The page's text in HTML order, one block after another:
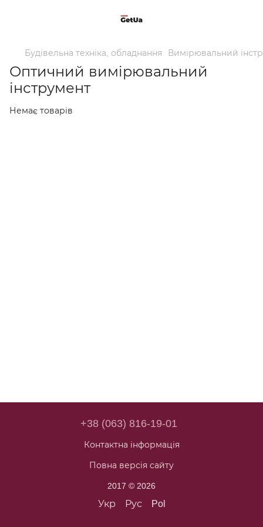
Будівельна техніка, обладнання Вимірювальний
Оптичний вимірювальний
інструмент
Немає товарів
+38 (063) 816-19-01
Контактна інформація
Повна версія сайту
2017 © 2026
Укр Рус Pol